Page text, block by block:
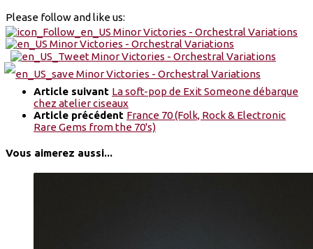
Please follow and like us:
Article suivant La soft-pop de Exit Someone débarque
chez atelier ciseaux
Article précédent France 70 (Folk, Rock & Electronic
Rare Gems from the 70's)
Vous aimerez aussi...